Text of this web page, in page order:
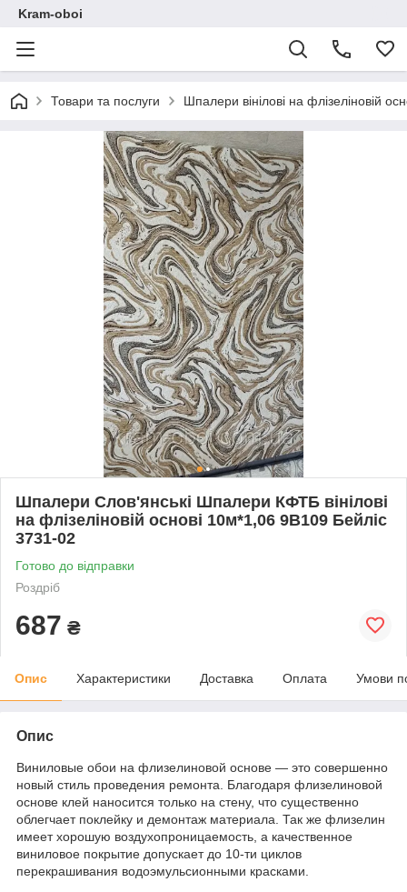
Kram-oboi
Товари та послуги Шпалери вінілові на флізеліновій
Шпалери Слов'янські Шпалери КФТБ вінілові
на флізеліновій основі 10м*1,06 9В109 Бейліс
3731-02
Готово до відправки
Роздріб
687 ₴
Опис Характеристики Доставка Оплата Умови
Опис
Виниловые обои на флизелиновой основе — это совершенно
новый стиль проведения ремонта. Благодаря флизелиновой
основе клей наносится только на стену, что существенно
облегчает поклейку и демонтаж материала. Так же флизелин
имеет хорошую воздухопроницаемость, а качественное
виниловое покрытие допускает до 10-ти циклов
перекрашивания водоэмульсионными красками.